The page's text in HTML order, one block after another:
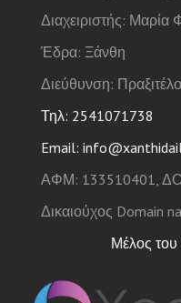
Διαχειριστής: Μαρία
Έδρα: Ξάνθη
Διεύθυνση:
Τηλ: 2541071738
Email:
ΑΦΜ: 133510401,
Δικαιούχος Domain
Μέλος του